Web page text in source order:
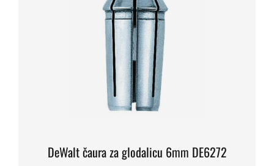
DeWalt čaura za glodalicu 6mm DE6272